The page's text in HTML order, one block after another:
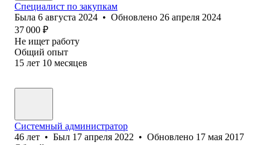
Специалист по закупкам
Была 6 августа 2024 • Обновлено 26 апреля 2024
37 000 ₽
Не ищет работу
Общий опыт
15 лет 10 месяцев
Системный администратор
46 лет • Был 17 апреля 2022 • Обновлено 17 мая 2017